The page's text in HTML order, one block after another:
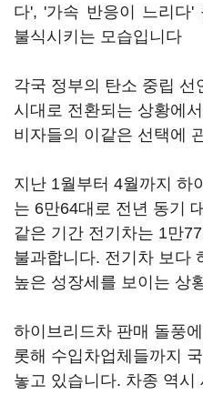
다', '가속 반응이 느리다'
불식시키는 모습입니다
각국 정부의 탄소 중립
시대로 전환되는 상황에
비자들의 이같은 선택에
지난 1월부터 4월까지 하
는 6만64대로 전년 동기
같은 기간 전기차는 1만
불과합니다. 전기차 보다
높은 성장세를 보이는 상
하이브리드차 판매 돌풍
롯해 수입차업체들까지
놓고 있습니다. 차종 역시